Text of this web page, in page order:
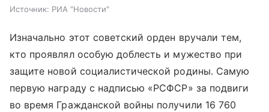
Источник: РИА "Новости"
Изначально этот советский орден вручали тем,
кто проявлял особую доблесть и мужество при
защите новой социалистической родины. Самую
первую награду с надписью «РСФСР» за подвиги
во время Гражданской войны получили 16 760